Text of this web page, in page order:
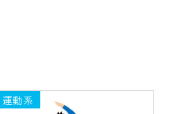
運動系